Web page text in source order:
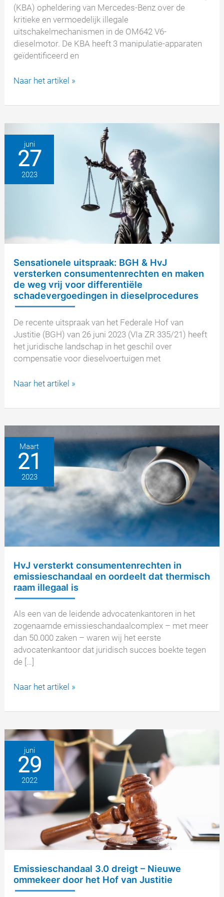
(KBA) opheldering van Mercedes-Benz over de
kritieke en vermoedelijk illegale
uitschakelmechanismen in de OM642 V6-
dieselmotor. De KBA heeft 3 manipulatie-apparaten
geïdentificeerd en
Dieselschandaal:
Benz
worden
gesloten
vanwege
illegale
Naar het artikel »
juni
27
2023
Sensationele uitspraak: BGH & HvJ
versterken consumentenrechten en maken
de weg vrij voor differentiële
schadevergoedingen in dieselprocedures
De recente uitspraak van het Federale Hof van
Justitie (BGH) van 26 juni 2023 (VIa ZR 335/21) heeft
het juridische landschap in het geschil over
compensatie voor dieselvoertuigen met
Sensationele
BGH
versterken
consumentenrechten
en
maken
de
weg
vrij
voor
differentiële
in
dieselprocedures
Naar het artikel »
Maart
21
2023
HvJ versterkt consumentenrechten in
emissieschandaal en oordeelt dat thermisch
raam illegaal is
Als een van de leidende advocatenkantoren in het
zogenaamde emissieschandaalcomplex – met meer
dan 50.000 zaken – waren wij het eerste
advocatenkantoor dat juridisch succes boekte tegen
de […]
HvJ
consumentenrechten
emissieschandaal
oordeelt
dat
thermisch
raam
illegaal
is
Naar het artikel »
juni
29
2022
Emissieschandaal 3.0 dreigt – Nieuwe
ommekeer door het Hof van Justitie